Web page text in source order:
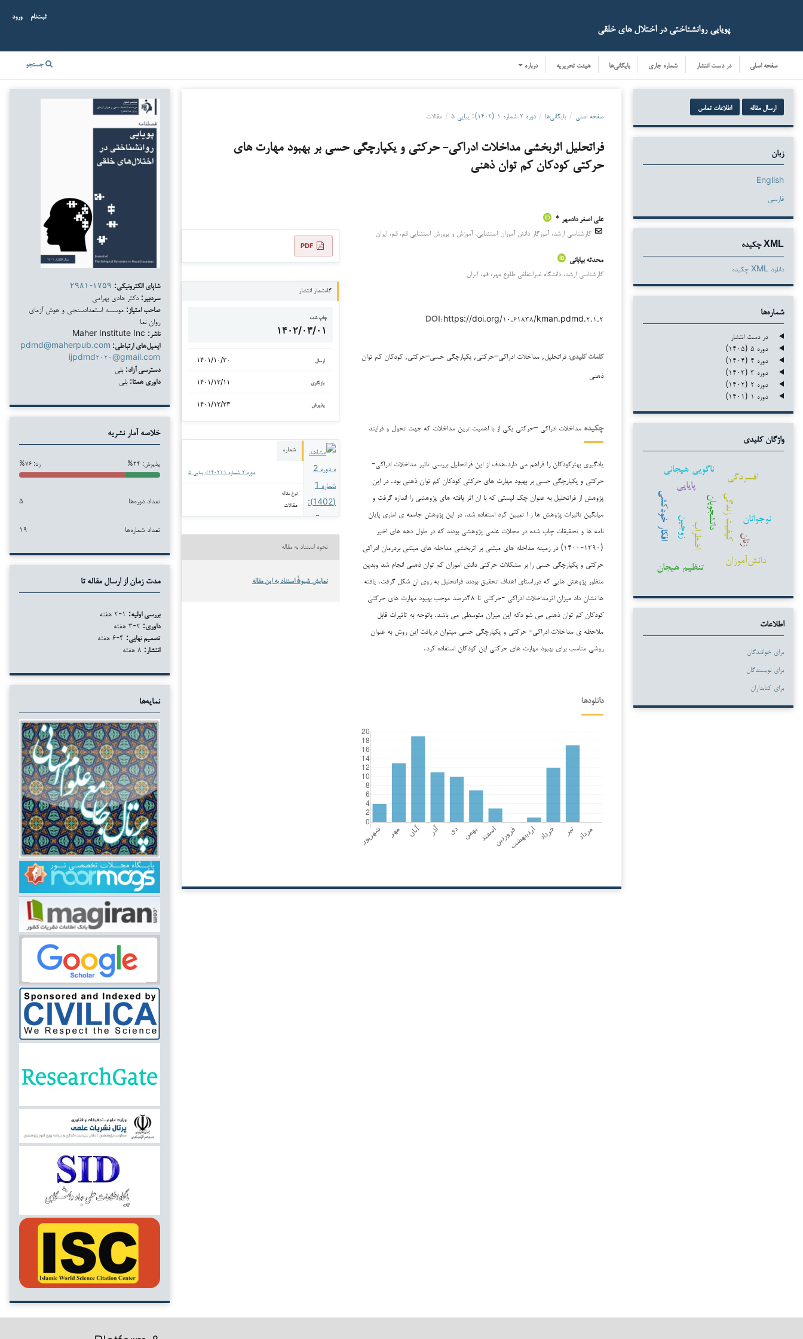
پویایی روانشناختی در اختلال های خلقی
صفحه اصلی در دست انتشار شماره جاری بایگانی‌ها هیئت تحریریه درباره جستجو
ثبت‌نام ورود
ارسال مقاله اطلاعات تماس
زبان
English
فارسی
XML چکیده
دانلود XML چکیده
شماره‌ها
در دست انتشار
دوره ۵ (۱۴۰۵)
دوره ۴ (۱۴۰۴)
دوره ۳ (۱۴۰۳)
دوره ۲ (۱۴۰۲)
دوره ۱ (۱۴۰۱)
واژگان کلیدی
اضطراب
دانشجویانکیفیت زندگی نوجوانان
افسردگی
دانش‌آموزان
زنان
تنظیم هیجان
ناگویی هیجانی
زوجین افکار خودکشی
پایایی
اطلاعات
برای خوانندگان
برای نویسندگان
برای کتابداران
صفحه اصلی / بایگانی‌ها / دوره ۲ شماره ۱ (۱۴۰۲): پیاپی ۵ / مقالات
فراتحلیل اثربخشی مداخلات ادراکی- حرکتی و یکپارچگی حسی بر بهبود مهارت های
حرکتی کودکان کم توان ذهنی
علی اصغر دادمهر *
کارشناسی ارشد، آموزگار دانش آموزان استثنایی، آموزش و پرورش استثنایی قم، قم، ایران
محدثه بیابانی
کارشناسی ارشد، دانشگاه غیرانتفاغی طلوع مهر، قم، ایران
DOI: https://doi.org/۱۰.۶۱۸۳۸/kman.pdmd.۲.۱.۲
کلمات کلیدی: فراتحلیل, مداخلات ادراکی–حرکتی, یکپارچگی حسی–حرکتی, کودکان کم توان
ذهنی
چکیده مداخلات ادراکی –حرکتی ‌‌یکی از ‌‌با اهمیت ترین مداخلات که جهت تحول ‌‌و ‌فرایند
‌‌یادگیری بهترکودکان را فراهم ‌‌می دارد.هدف از ‌این فراتحلیل بررسی ‌‌تاثیر مداخلات ادراکی-
حرکتی ‌‌و ‌‌یکپارچگی حسی بر بهبود مهارت های حرکتی کودکان کم توان ذهنی بود. در این
‌‌پژوهش از فراتحلیل ‌‌به عنوان چک لیستی که ‌‌با ‌ان اثر یافته های پژوهشی را اندازه گرفت و
میانگین تاثیرات پژوهش ها ر ا تعیین کرد استفاده شد. در این پژوهش جامعه ی اماری پایان
نامه ها و تحقیقات چاپ شده در مجلات علمی پژوهشی بودند که در طول دهه های اخیر
(۱۳۹۰-۱۴۰۰) در زمینه مداخله های مبتنی بر اثربخشی مداخله های مبتنی بردرمان ادراکی
حرکتی و یکپارچگی حسی را بر مشکلات حرکتی دانش اموزان کم توان ذهنی انجام شد وبدین
منظور پژوهش هایی که درراستای اهداف ‌‌تحقیق بودند ‌‌فراتحلیل به روی ان شکل گرفت. یافته
ها ‌‌نشان داد ‌‌میزان اثرمداخلات ادراکی -حرکتی تا ۴۸درصد ‌‌موجب بهبود ‌‌مهارت های حرکتی
کودکان کم توان ذهنی ‌‌می شو دکه این میزان ‌‌متوسطی می باشد. باتوجه ‌‌به ‌‌تاثیرات ‌‌قابل
ملاحظه ی ‌‌مداخلات ادراکی- حرکتی ‌‌و یکپارچگی حسی میتوان دریافت این روش به عنوان
‌‌روشی مناسب برای ‌‌بهبود ‌‌مهارت های حرکتی ‌این کودکان ‌استفاده کرد.
دانلودها
دانلودها PDF
گاه‌شمار انتشار
چاپ شده
۱۴۰۲/۰۳/۰۱
ارسال ۱۴۰۱/۱۰/۲۰
بازنگری ۱۴۰۱/۱۲/۱۱
پذیرش ۱۴۰۱/۱۲/۲۳
شماره
دوره ۲ شماره ۱ (۱۴۰۲): پیاپی ۵
نوع مقاله
مقالات
نحوه استناد به مقاله
نمایش شیوهٔ استناد به این مقاله
شاپای الکترونیکی: ۲۹۸۱-۱۷۵۹
سردبیر: دکتر هادی بهرامی
صاحب امتیاز: موسسه استعدادسنجی و هوش آزمای
روان نما
ناشر:
ایمیل‌های ارتباطی: pdmd@maherpub.com
ijpdmd۲۰۲۰@gmail.com
دسترسی آزاد: بلی
داوری همتا: بلی
خلاصه آمار نشریه
پذیرش: ۲۴% رد: ۷۶%
تعداد دوره‌ها ۵
تعداد شماره‌ها ۱۹
مدت زمان از ارسال مقاله تا
بررسی اولیه:
داوری:
تصمیم نهایی:
انتشار:
نمایه‌ها